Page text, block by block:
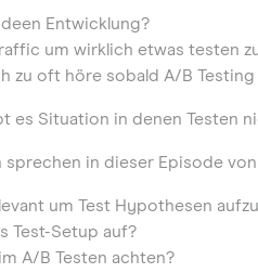
Entwicklung?
um wirklich etwas testen
zu oft höre sobald A/B
es Situation in denen Testen
sprechen in dieser Episode
um Test Hypothesen
Test-Setup auf?
A/B Testen achten?